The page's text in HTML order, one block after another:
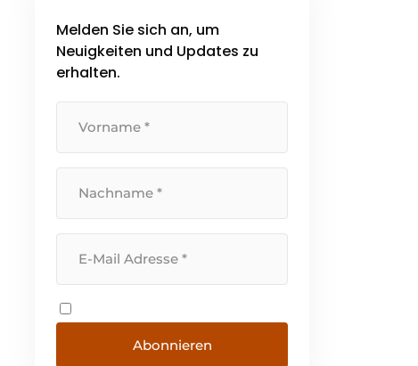
bieten. Eine kontinuierliche
Investition in alle verfügbaren
Ressourcen bildet seit vielen
Melden Sie sich an, um
Neuigkeiten und Updates zu
erhalten.
Abonnieren